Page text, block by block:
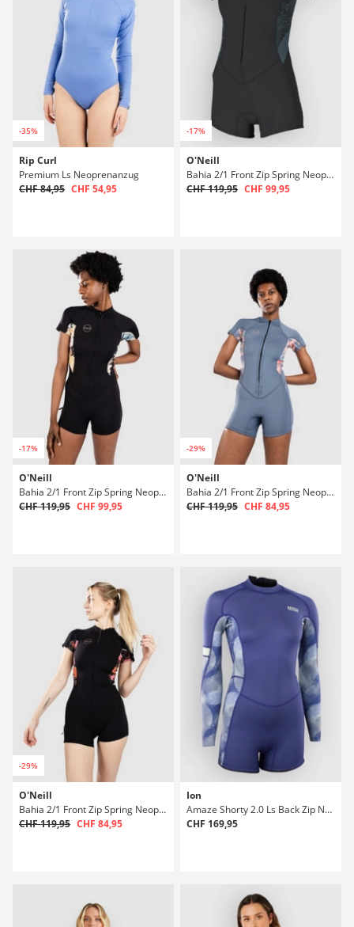
-35%
Rip Curl
Premium Ls Neoprenanzug
CHF 84,95 CHF 54,95
-17%
O'Neill
Bahia 2/1 Front Zip Spring Neoprenanzug
CHF 119,95 CHF 99,95
-17%
O'Neill
Bahia 2/1 Front Zip Spring Neoprenanzug
CHF 119,95 CHF 99,95
-29%
O'Neill
Bahia 2/1 Front Zip Spring Neoprenanzug
CHF 119,95 CHF 84,95
-29%
O'Neill
Bahia 2/1 Front Zip Spring Neoprenanzug
CHF 119,95 CHF 84,95
Ion
Amaze Shorty 2.0 Ls Back Zip Neoprenanzug
CHF 169,95